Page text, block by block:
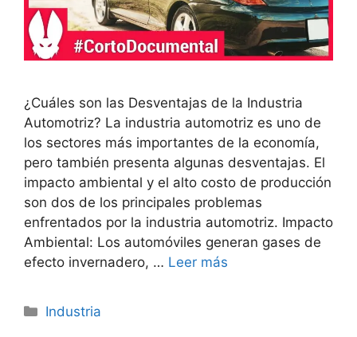
¿Cuáles son las Desventajas de la Industria
Automotriz? La industria automotriz es uno de
los sectores más importantes de la economía,
pero también presenta algunas desventajas. El
impacto ambiental y el alto costo de producción
son dos de los principales problemas
enfrentados por la industria automotriz. Impacto
Ambiental: Los automóviles generan gases de
efecto invernadero, … Leer más
Categorías
Industria